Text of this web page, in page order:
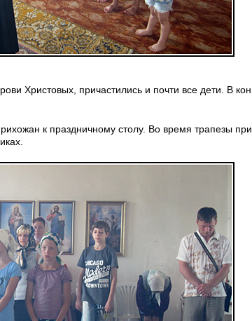
Христовых, причастились и почти все дети. В
к праздничному столу. Во время трапезы